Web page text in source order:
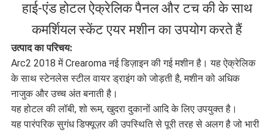
साइटमैप
गोपनीयता
नीति
हाई-एंड होटल ऐक्रेलिक पैनल और टच की के साथ
कमर्शियल स्केंट एयर मशीन का उपयोग करते हैं
उत्पाद का परिचय:
Arc2 2018 में Crearoma नई डिज़ाइन की गई मशीन है। यह ऐक्रेलिक
के साथ स्टेनलेस स्टील वायर ड्राइंग को जोड़ती है, मशीन को अधिक
नाजुक और उच्च अंत बनाती है।
यह होटल की लॉबी, शो रूम, खुदरा दुकानों आदि के लिए उपयुक्त है।
यह पारंपरिक सुगंध डिफ्यूज़र की उपस्थिति से पूरी तरह से अलग है जो भारी